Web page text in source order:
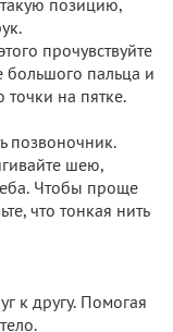
такую позицию,
прочувствуйте
большого пальца и
на пятке.
позвоночник.
шею,
Чтобы проще
что тонкая нить
к другу. Помогая